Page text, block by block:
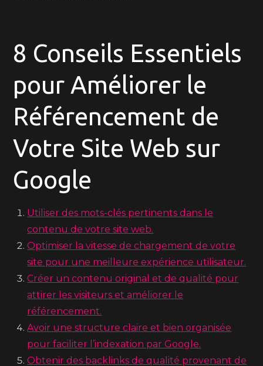
8 Conseils Essentiels
pour Améliorer le
Référencement de
Votre Site Web sur
Google
Utiliser des mots-clés pertinents dans le
contenu de votre site web.
Optimiser la vitesse de chargement de votre
site pour une meilleure expérience utilisateur.
Créer un contenu original et de qualité pour
attirer les visiteurs et améliorer le
référencement.
Avoir une structure claire et bien organisée
pour faciliter l’indexation par Google.
Obtenir des backlinks de qualité provenant de